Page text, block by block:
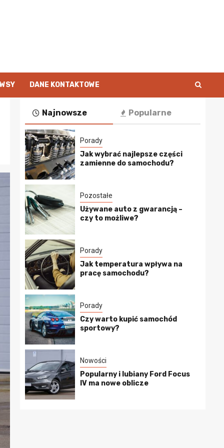
DANE KONTAKTOWE
Najnowsze Popularne
Porady
Jak wybrać najlepsze części
zamienne do samochodu?
Pozostałe
Używane auto z gwarancją –
czy to możliwe?
Porady
Jak temperatura wpływa na
pracę samochodu?
Porady
Czy warto kupić samochód
sportowy?
Nowości
Popularny i lubiany Ford Focus
IV ma nowe oblicze